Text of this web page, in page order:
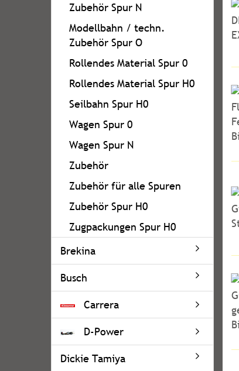
Zubehör Spur N
Modellbahn / techn.
Zubehör Spur O
Rollendes Material Spur 0
Rollendes Material Spur H0
Seilbahn Spur H0
Wagen Spur 0
Wagen Spur N
Zubehör
Zubehör für alle Spuren
Zubehör Spur H0
Zugpackungen Spur H0
Brekina
Busch
Carrera
D-Power
Dickie Tamiya